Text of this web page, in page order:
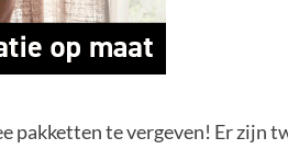
pakketten te vergeven! Er zijn